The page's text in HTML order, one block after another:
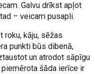
Galvu drīkst apļot
– veicam pusapli.
roku, kāju, sēžas
punkti būs dibenā,
un atrodot sāpīgu
šāda ierīce ir